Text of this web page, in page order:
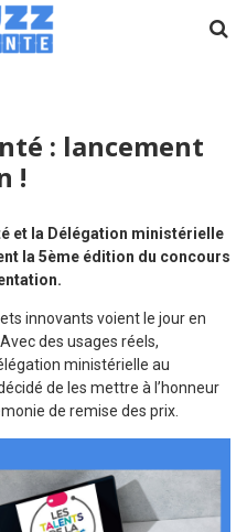
: lancement
!
et la Délégation ministérielle
la 5ème édition du concours
innovants voient le jour en
des usages réels,
ministérielle au
de les mettre à l’honneur
de remise des prix.